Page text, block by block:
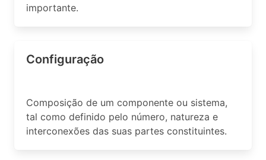
importante.
Configuração
Composição de um componente ou sistema,
tal como definido pelo número, natureza e
interconexões das suas partes constituintes.